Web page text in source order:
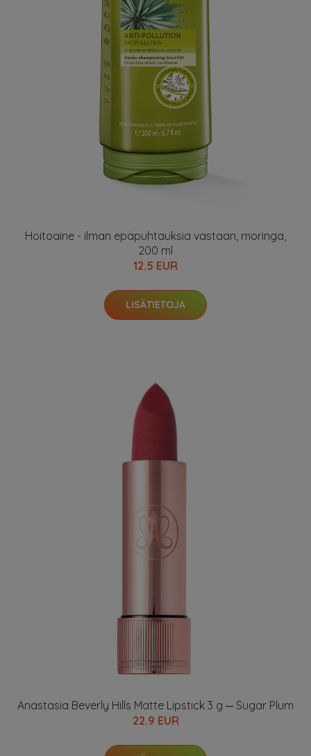
Hoitoaine - ilman epäpuhtauksia vastaan, moringa,
200 ml
12.5 EUR
LISÄTIETOJA
Anastasia Beverly Hills Matte Lipstick 3 g ─ Sugar Plum
22.9 EUR